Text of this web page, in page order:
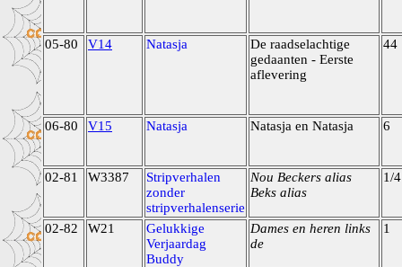
05-80 V14 Natasja
De raadselachtige
gedaanten - Eerste
aflevering
44
06-80 V15 Natasja Natasja en Natasja 6
02-81 W3387
Stripverhalen
zonder
stripverhalenserie
Nou Beckers alias
Beks alias
1/4
02-82 W21
Gelukkige
Verjaardag
Buddy
Dames en heren links
de
1